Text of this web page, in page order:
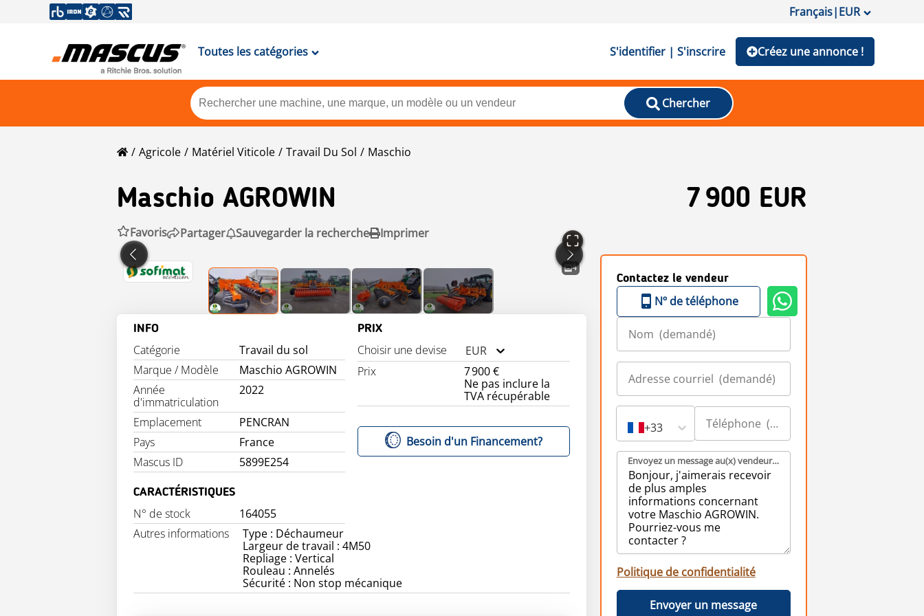
Français|EUR
Toutes les catégories S'identifier | S'inscrire Créez une annonce !
Chercher
Agricole Matériel Viticole Travail Du Sol Maschio
Maschio AGROWIN 7 900 EUR
Favoris Partager Sauvegarder la recherche Imprimer
4
INFO
Catégorie
Travail du sol
Marque / Modèle
Maschio AGROWIN
Année
d'immatriculation
2022
Emplacement
PENCRAN
Pays
France
Mascus ID
5899E254
PRIX
Choisir une devise
EUR
Prix
7 900 €
Ne pas inclure la
TVA récupérable
Besoin d'un Financement?
CARACTÉRISTIQUES
N° de stock
164055
Autres informations
Type : Déchaumeur
Largeur de travail : 4M50
Repliage : Vertical
Rouleau : Annelés
Sécurité : Non stop mécanique
Contactez le vendeur
Nº de téléphone
+33
Envoyez un message au(x) vendeur(s) (demandé)
Politique de confidentialité
Envoyer un message